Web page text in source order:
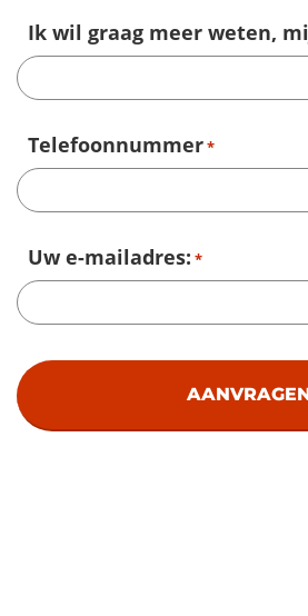
Ik wil graag meer weten,
Telefoonnummer*
Uw e-mailadres: *